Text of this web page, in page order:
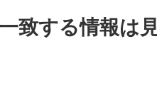
致する情報は